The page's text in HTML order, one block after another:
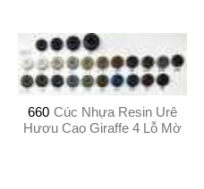
660 Cúc Nhựa Resin Urê
Hươu Cao Giraffe 4 Lỗ Mờ